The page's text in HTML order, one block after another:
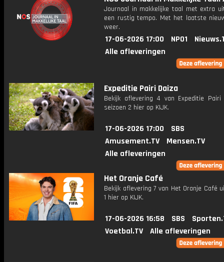
Journaal in makkelijke taal met extra
een rustig tempo. Met het laatste
weer.
17-06-2026 17:00 NPO1
Alle afleveringen
Expeditie Pairi Daiza
Bekijk aflevering 4 van Expeditie
seizoen 2 hier op KIJK.
17-06-2026 17:00
SBS
Amusement.TV
Mensen.TV
Alle afleveringen
Het Oranje Café
Bekijk aflevering 7 van Het Oranje Café
1 hier op KIJK.
17-06-2026 16:58 SBS
Voetbal.TV
Alle afleveringen